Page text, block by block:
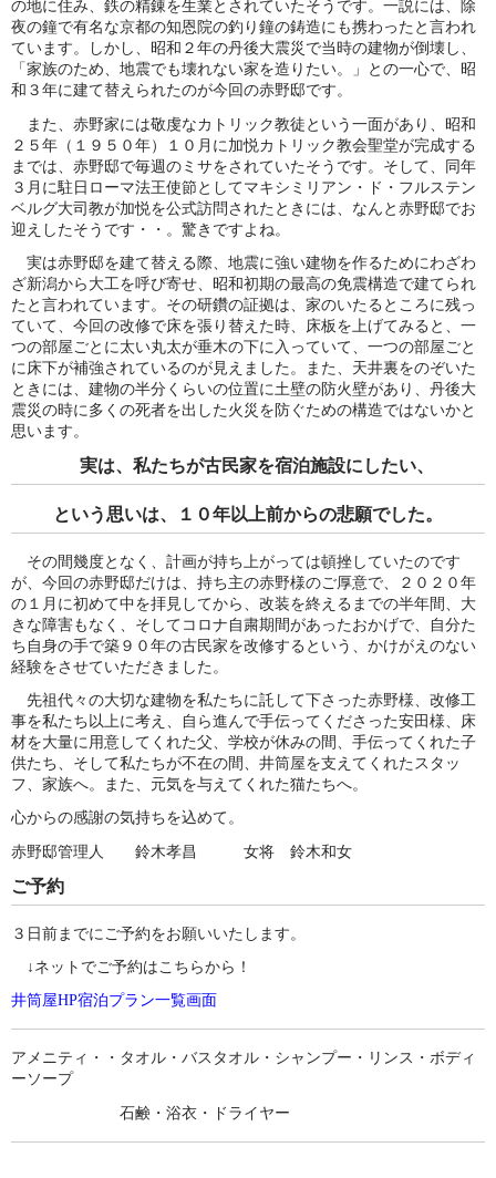
の地に住み、鉄の精錬を生業とされていたそうです。一説には、除
夜の鐘で有名な京都の知恩院の釣り鐘の鋳造にも携わったと言われ
ています。しかし、昭和２年の丹後大震災で当時の建物が倒壊し、
「家族のため、地震でも壊れない家を造りたい。」との一心で、昭
和３年に建て替えられたのが今回の赤野邸です。
また、赤野家には敬虔なカトリック教徒という一面があり、昭和
２５年（１９５０年）１０月に加悦カトリック教会聖堂が完成する
までは、赤野邸で毎週のミサをされていたそうです。そして、同年
３月に駐日ローマ法王使節としてマキシミリアン・ド・フルステン
ベルグ大司教が加悦を公式訪問されたときには、なんと赤野邸でお
迎えしたそうです・・。驚きですよね。
実は赤野邸を建て替える際、地震に強い建物を作るためにわざわ
ざ新潟から大工を呼び寄せ、昭和初期の最高の免震構造で建てられ
たと言われています。その研鑽の証拠は、家のいたるところに残っ
ていて、今回の改修で床を張り替えた時、床板を上げてみると、一
つの部屋ごとに太い丸太が垂木の下に入っていて、一つの部屋ごと
に床下が補強されているのが見えました。また、天井裏をのぞいた
ときには、建物の半分くらいの位置に土壁の防火壁があり、丹後大
震災の時に多くの死者を出した火災を防ぐための構造ではないかと
思います。
実は、私たちが古民家を宿泊施設にしたい、
という思いは、１０年以上前からの悲願でした。
その間幾度となく、計画が持ち上がっては頓挫していたのです
が、今回の赤野邸だけは、持ち主の赤野様のご厚意で、２０２０年
の１月に初めて中を拝見してから、改装を終えるまでの半年間、大
きな障害もなく、そしてコロナ自粛期間があったおかげで、自分た
ち自身の手で築９０年の古民家を改修するという、かけがえのない
経験をさせていただきました。
先祖代々の大切な建物を私たちに託して下さった赤野様、改修工
事を私たち以上に考え、自ら進んで手伝ってくださった安田様、床
材を大量に用意してくれた父、学校が休みの間、手伝ってくれた子
供たち、そして私たちが不在の間、井筒屋を支えてくれたスタッ
フ、家族へ。また、元気を与えてくれた猫たちへ。
心からの感謝の気持ちを込めて。
赤野邸管理人 鈴木孝昌 女将 鈴木和女
ご予約
３日前までにご予約をお願いいたします。
↓ネットでご予約はこちらから！
井筒屋HP宿泊プラン一覧画面
アメニティ・・タオル・バスタオル・シャンプー・リンス・ボディ
ーソープ
石鹸・浴衣・ドライヤー